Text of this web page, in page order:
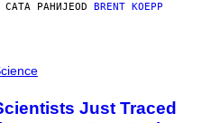
САТА РАНИЈЕOD BRENT KOEPP
Just Traced